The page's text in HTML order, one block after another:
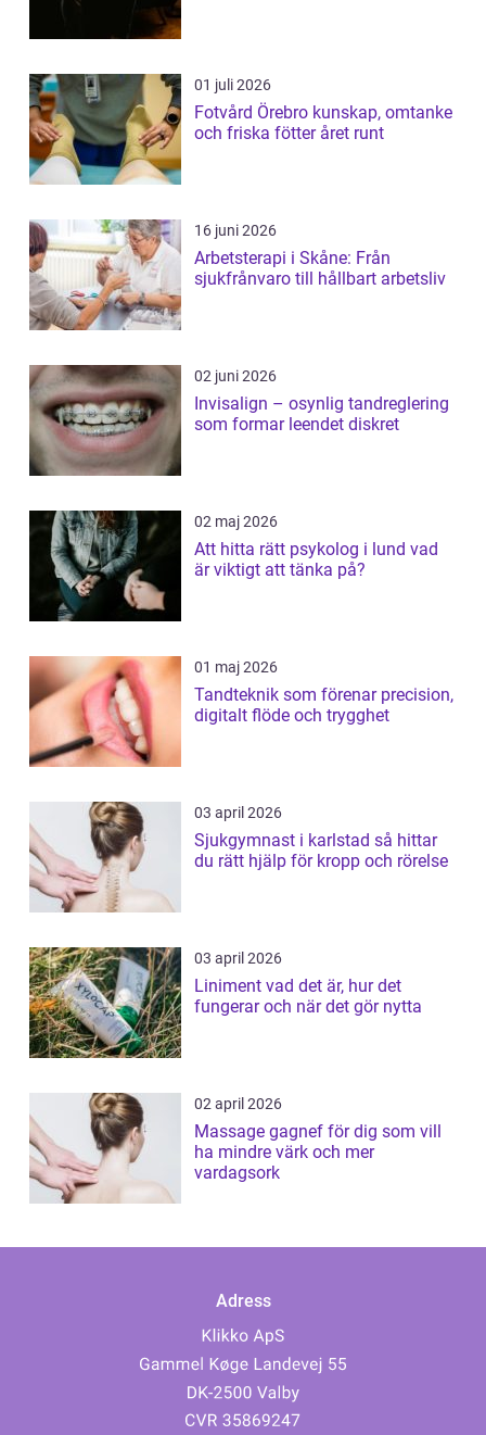
01 juli 2026
Fotvård Örebro kunskap, omtanke
och friska fötter året runt
16 juni 2026
Arbetsterapi i Skåne: Från
sjukfrånvaro till hållbart arbetsliv
02 juni 2026
Invisalign – osynlig tandreglering
som formar leendet diskret
02 maj 2026
Att hitta rätt psykolog i lund vad
är viktigt att tänka på?
01 maj 2026
Tandteknik som förenar precision,
digitalt flöde och trygghet
03 april 2026
Sjukgymnast i karlstad så hittar
du rätt hjälp för kropp och rörelse
03 april 2026
Liniment vad det är, hur det
fungerar och när det gör nytta
02 april 2026
Massage gagnef för dig som vill
ha mindre värk och mer
vardagsork
Adress